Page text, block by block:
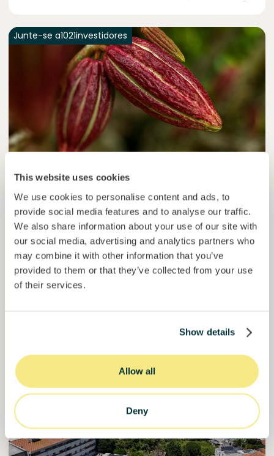
This website uses cookies
We use cookies to personalise content and ads, to
provide social media features and to analyse our traffic.
We also share information about your use of our site with
our social media, advertising and analytics partners who
may combine it with other information that you’ve
provided to them or that they’ve collected from your use
of their services.
Show details
Allow all
Deny
Junte-se a1021investidores
Colcocoa II
Cacau certificado para comunidades resilientes.
Empréstimo
Sistemas agroalimentares
6.1 %
juro anual
6
Investido = 15136681€
Reservado =
15000
30000000€
target
Financiado